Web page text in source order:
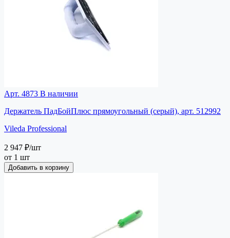
Арт. 4873 В наличии
Держатель ПадБойПлюс прямоугольный (серый), арт. 512992
Vileda Professional
2 947 ₽/шт
от 1 шт
Добавить в корзину